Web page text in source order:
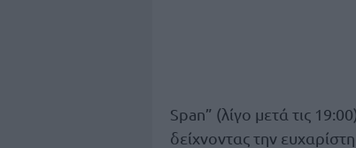
Span” (λίγο μετά τις
δείχνοντας την